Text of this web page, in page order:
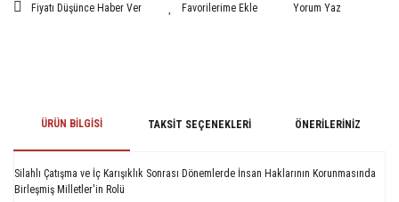
Fiyatı Düşünce Haber Ver Yorum Yaz
ÜRÜN BILGISI TAKSIT SEÇENEKLERI ÖNERILERINIZ
Silahlı Çatışma ve İç Karışıklık Sonrası Dönemlerde İnsan Haklarının Korunmasında
Birleşmiş Milletler'in Rolü